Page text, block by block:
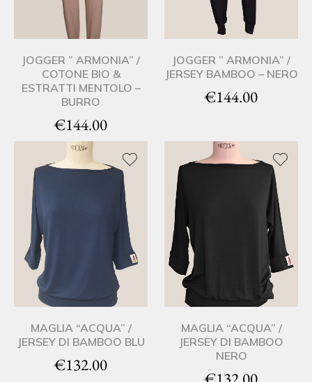
JOGGER ” ARMONIA” /
COTONE BIO &
ESTRATTI MENTOLO –
BURRO
€144.00
JOGGER ” ARMONIA” /
JERSEY BAMBOO – NERO
€144.00
MAGLIA “ACQUA” /
JERSEY DI BAMBOO BLU
€132.00
MAGLIA “ACQUA” /
JERSEY DI BAMBOO
NERO